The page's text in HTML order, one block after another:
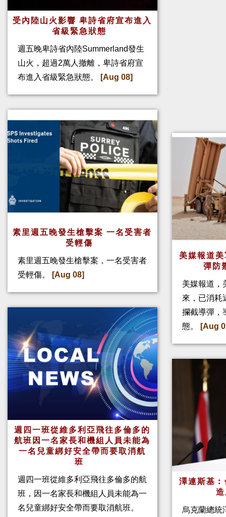
受內陸山火影響 卑詩省府宣布進入
省級緊急狀態
週五晚卑詩省內陸Summerland發生
山火，超過2萬人撤離，卑詩省府宣
布進入省級緊急狀態。
[Aug 08]
素里週五晚發生槍擊案 一名受害者
受輕傷
素里週五晚發生槍擊案，一名受害者
受輕傷。
[Aug 08]
週四一班從維多利亞飛往多倫多的
航班因一名家長和機組人員未能為
一名兒童綁好安全帶而要取消航
班
週四一班從維多利亞飛往多倫多的航
班，因一名家長和機組人員未能為一
名兒童綁好安全帶而要取消航班。
美媒報道
彈防
美媒報道，
來，已消耗
攔截導彈，
態。
[Aug
澤連斯基
烏克蘭總統